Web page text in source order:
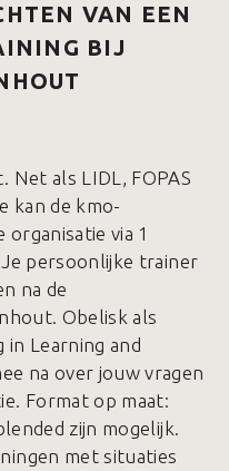
VAN EEN
BIJ
als LIDL, FOPAS
kan de kmo-
via 1
persoonlijke trainer
na de
Obelisk als
Learning and
na over jouw vragen
Format op maat:
zijn mogelijk.
met situaties